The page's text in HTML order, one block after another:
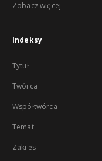
Zobacz więcej
Indeksy
Tytuł
Twórca
Współtwórca
Temat
Zakres